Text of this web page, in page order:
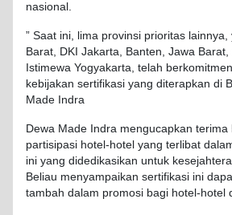
nasional.
” Saat ini, lima provinsi prioritas
Barat, DKI Jakarta, Banten, Jawa
Istimewa Yogyakarta, telah
kebijakan sertifikasi yang diterapkan di
Made Indra
Dewa Made Indra mengucapkan terima
partisipasi hotel-hotel yang terlibat
ini yang didedikasikan untuk
Beliau menyampaikan sertifikasi ini
tambah dalam promosi bagi hotel-hotel